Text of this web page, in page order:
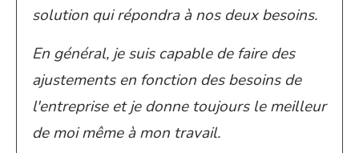
solution qui répondra à nos deux besoins.
En général, je suis capable de faire des
ajustements en fonction des besoins de
l'entreprise et je donne toujours le meilleur
de moi même à mon travail.